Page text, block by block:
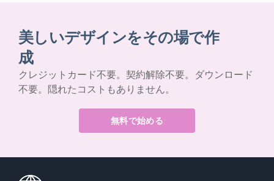
美しいデザインをその場で作
成
クレジットカード不要。契約解除不要。ダウンロード
不要。隠れたコストもありません。
無料で始める